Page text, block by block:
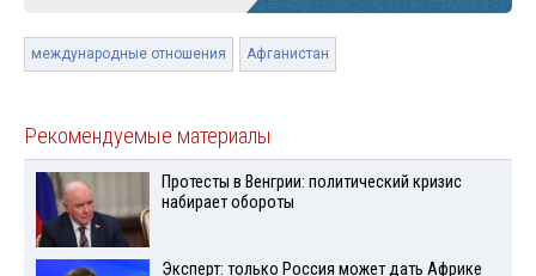
международные отношения Афганистан
Рекомендуемые материалы
Протесты в Венгрии: политический кризис
набирает обороты
Эксперт: только Россия может дать Африке